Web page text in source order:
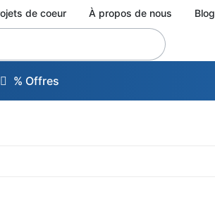
de coeur À propos de nous Blog
% Offres